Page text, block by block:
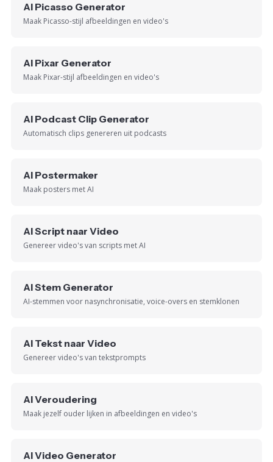
AI Picasso Generator
Maak Picasso-stijl afbeeldingen en video's
AI Pixar Generator
Maak Pixar-stijl afbeeldingen en video's
AI Podcast Clip Generator
Automatisch clips genereren uit podcasts
AI Postermaker
Maak posters met AI
AI Script naar Video
Genereer video's van scripts met AI
AI Stem Generator
AI-stemmen voor nasynchronisatie, voice-overs en stemklonen
AI Tekst naar Video
Genereer video's van tekstprompts
AI Veroudering
Maak jezelf ouder lijken in afbeeldingen en video's
AI Video Generator